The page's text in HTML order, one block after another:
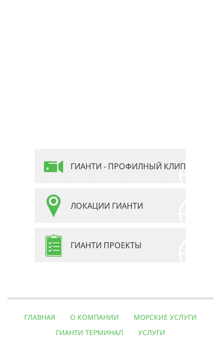
ГИАНТИ - ПРОФИЛНЫЙ КЛИП
ЛОКАЦИИ ГИАНТИ
ГИАНТИ ПРОЕКТЫ
ГЛАВНАЯ О КОМПАНИИ
МОРСКИЕ УСЛУГИ
ГИАНТИ ТЕРМИНАЛ
УСЛУГИ